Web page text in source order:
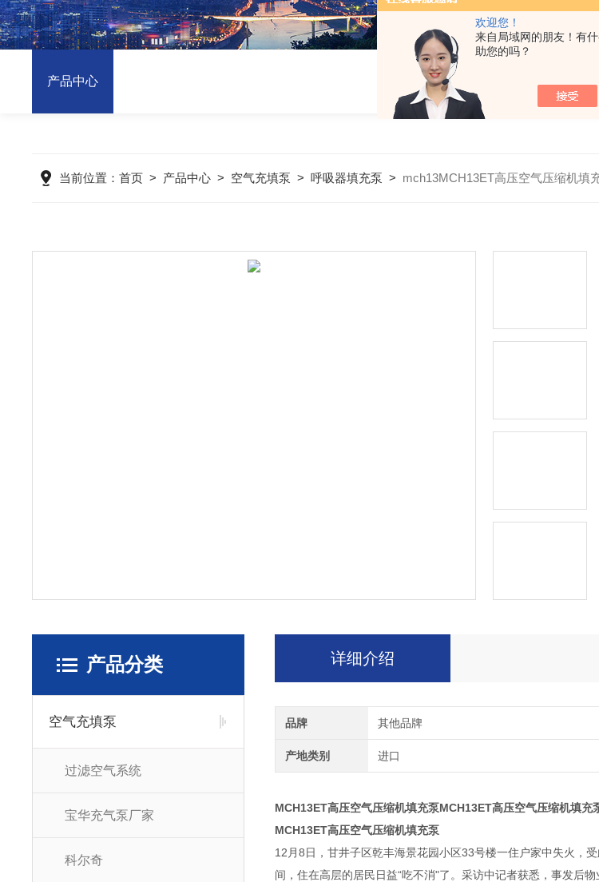
欢迎您！
来自局域网的朋友！有
助您的吗？
产品中心
当前位置：首页 > 产品中心 > 空气充填泵 >呼吸器填充泵 > mch13MCH13ET高压空气压缩机填
产品分类
空气充填泵
过滤空气系统
宝华充气泵厂家
科尔奇
详细介绍
品牌 其他品牌
产地类别 进口
MCH13ET高压空气压缩机填充泵MCH13ET高压空气压缩机填充
MCH13ET高压空气压缩机填充泵
12月8日，甘井子区乾丰海景花园小区33号楼一住户家中失火，
间，住在高层的居民日益“吃不消"了。采访中记者获悉，事发后